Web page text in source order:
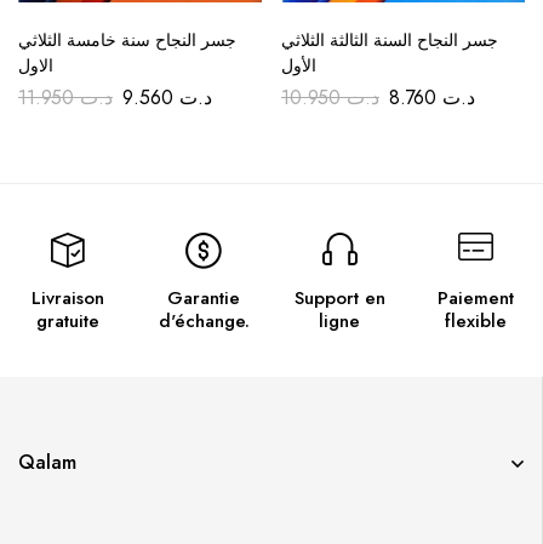
جسر النجاح سنة خامسة الثلاثي
الاول
د.ت11.950 د.ت
جسر النجاح السنة الثالثة الثلاثي
الأول
د.ت10.950 د.ت
Livraison
gratuite
Garantie
d'échange.
Support en
ligne
Paiement
flexible
Qalam